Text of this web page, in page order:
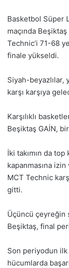
Basketbol Süper
maçında
Technic’i 71-68
finale yükseldi.
Siyah-beyazlılar,
karşı karşıya
Karşılıklı
Beşiktaş GAİN,
İki takımın da top
kapanmasına
MCT Technic
gitti.
Üçüncü çeyreğin
Beşiktaş, final
Son periyodun
hücumlarda